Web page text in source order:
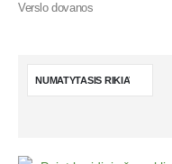
Verslo dovanos